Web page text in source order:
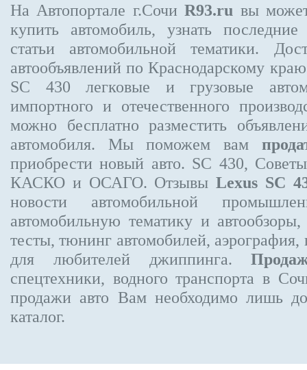
На Автопортале г.СочиR93.ru вы
купить автомобиль, узнать
статьи автомобильной тематики.
автообъявлений по Краснодарскому
SC 430 легковые и грузовые
импортного и отечественного
можно бесплатно разместить
автомобиля. Мы поможем вам
приобрести новый авто. SC 430,
КАСКО и ОСАГО. Отзывы Lexus SC
новости автомобильной
автомобильную тематику и
тесты, тюнинг автомобилей,
для любителей джиппинга.
спецтехники, водного транспорта в
продажи авто Вам необходимо лишь
каталог.